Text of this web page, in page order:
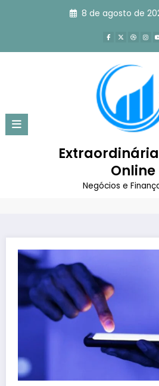
8 de agosto de
Online
Negócios e
Como usar o
ganhar dinheiro: 7
Página inicial
Como usar o ChatGPT para
fáceis.